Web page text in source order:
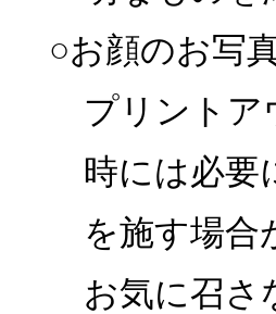
○お顔のお写
プリントア
時には必要
を施す場合
お気に召さ